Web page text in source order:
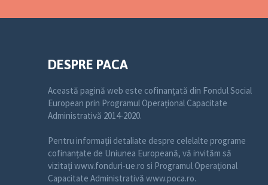
DESPRE PACA
Această pagină web este cofinanțată din Fondul Social
European prin Programul Operațional Capacitate
Administrativă 2014-2020.
Pentru informații detaliate despre celelalte programe
cofinanțate de Uniunea Europeană, vă invităm să
vizitați www.fonduri-ue.ro si Programul Operațional
Capacitate Administrativă www.poca.ro.